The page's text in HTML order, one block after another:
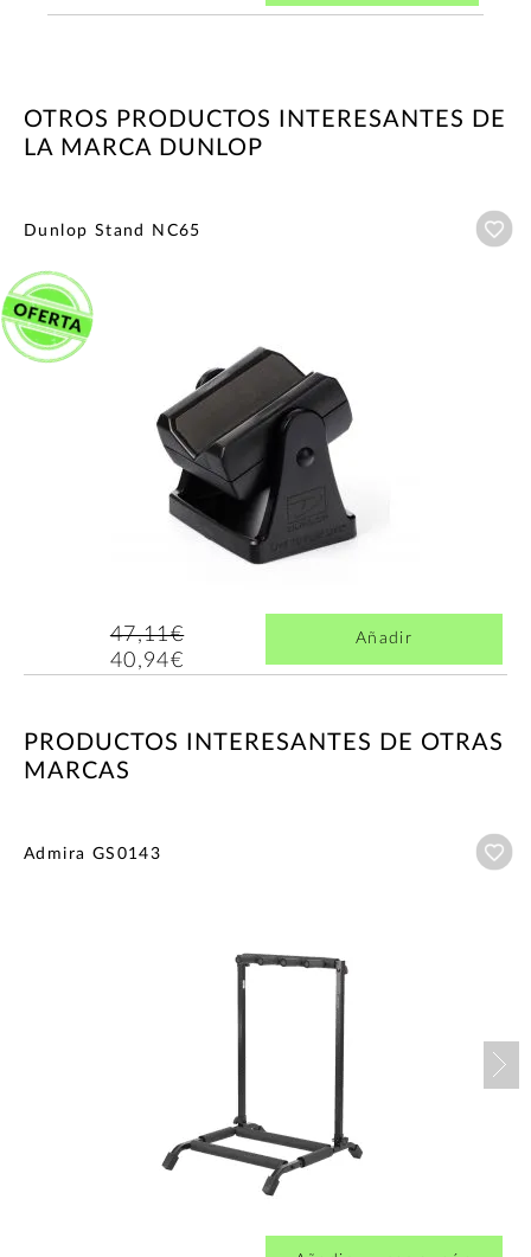
OTROS PRODUCTOS INTERESANTES DE
LA MARCA DUNLOP
Dunlop Stand NC65
47,11€
40,94€
Añadir
PRODUCTOS INTERESANTES DE OTRAS
MARCAS
Admira GS0143